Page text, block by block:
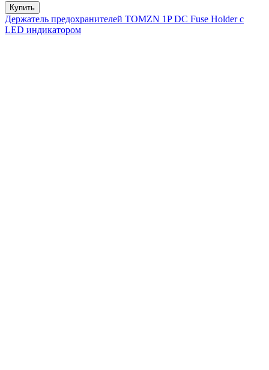
Купить
Держатель предохранителей TOMZN 1P DC Fuse Holder с
LED индикатором